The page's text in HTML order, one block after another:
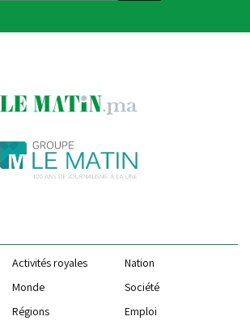
Activités royales
Nation
Monde
Société
Régions
Emploi